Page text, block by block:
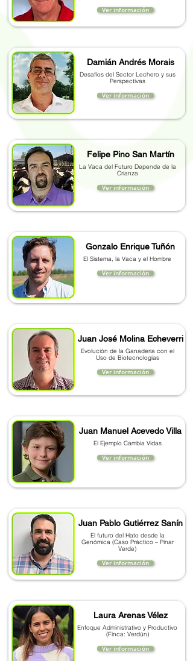
Ver información
Damián Andrés Morais
Desafíos del Sector Lechero y sus
Perspectivas
Ver información
Felipe Pino San Martín
La Vaca del Futuro Depende de la
Crianza
Ver información
Gonzalo Enrique Tuñón
El Sistema, la Vaca y el Hombre
Ver información
Juan José Molina Echeverri
Evolución de la Ganadería con el
Uso de Biotecnologías
Ver información
Juan Manuel Acevedo Villa
El Ejemplo Cambia Vidas
Ver información
Juan Pablo Gutiérrez Sanín
El futuro del Hato desde la
Genómica (Caso Práctico – Pinar
Verde)
Ver información
Laura Arenas Vélez
Enfoque Administrativo y Productivo
(Finca: Verdún)
Ver información